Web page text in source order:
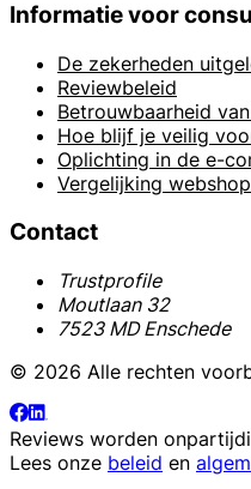
Informatie voor
De zekerheden
Reviewbeleid
Betrouwbaarheid
Hoe blijf je veilig
Oplichting in de e-
Vergelijking
Contact
Trustprofile
Moutlaan 32
7523 MD Enschede
© 2026 Alle rechten
Reviews worden
Lees onze beleid en